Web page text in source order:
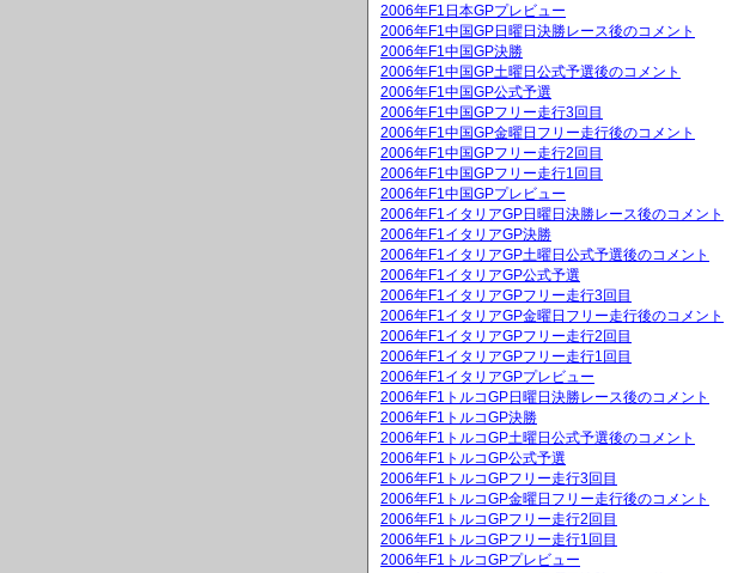
2006年F1日本GPプレビュー
2006年F1中国GP日曜日決勝レース後のコメント
2006年F1中国GP決勝
2006年F1中国GP土曜日公式予選後のコメント
2006年F1中国GP公式予選
2006年F1中国GPフリー走行3回目
2006年F1中国GP金曜日フリー走行後のコメント
2006年F1中国GPフリー走行2回目
2006年F1中国GPフリー走行1回目
2006年F1中国GPプレビュー
2006年F1イタリアGP日曜日決勝レース後のコメント
2006年F1イタリアGP決勝
2006年F1イタリアGP土曜日公式予選後のコメント
2006年F1イタリアGP公式予選
2006年F1イタリアGPフリー走行3回目
2006年F1イタリアGP金曜日フリー走行後のコメント
2006年F1イタリアGPフリー走行2回目
2006年F1イタリアGPフリー走行1回目
2006年F1イタリアGPプレビュー
2006年F1トルコGP日曜日決勝レース後のコメント
2006年F1トルコGP決勝
2006年F1トルコGP土曜日公式予選後のコメント
2006年F1トルコGP公式予選
2006年F1トルコGPフリー走行3回目
2006年F1トルコGP金曜日フリー走行後のコメント
2006年F1トルコGPフリー走行2回目
2006年F1トルコGPフリー走行1回目
2006年F1トルコGPプレビュー